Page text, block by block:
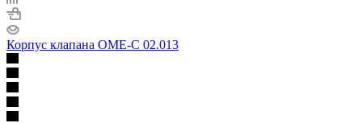
Корпус клапана ОМЕ-С 02.013